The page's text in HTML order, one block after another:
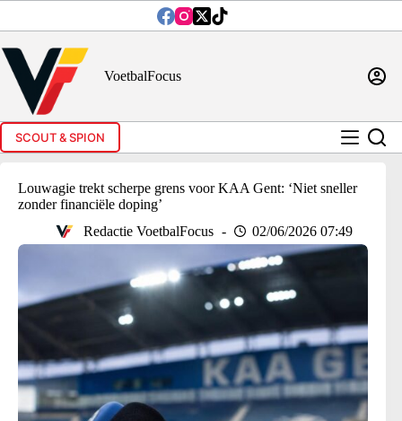
inhoud
VoetbalFocus
SCOUT & SPION
Louwagie trekt scherpe grens voor KAA Gent: ‘Niet sneller
zonder financiële doping’
Redactie VoetbalFocus
02/06/2026 07:49